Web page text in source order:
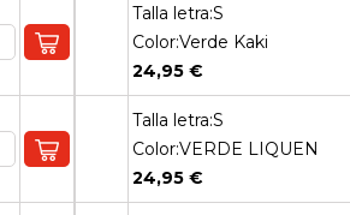
Talla letra:S
Color:Verde Kaki
24,95 €
Talla letra:S
Color:VERDE LIQUEN
24,95 €